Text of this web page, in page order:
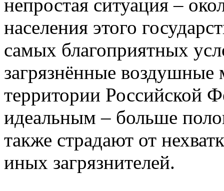
непростая ситуация –
населения этого
самых благоприятных
загрязнённые
территории Российской
идеальным – больше
также страдают от
иных загрязнителей.